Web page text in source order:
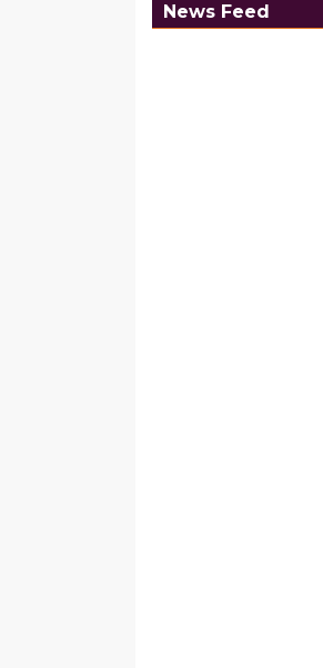
News Feed